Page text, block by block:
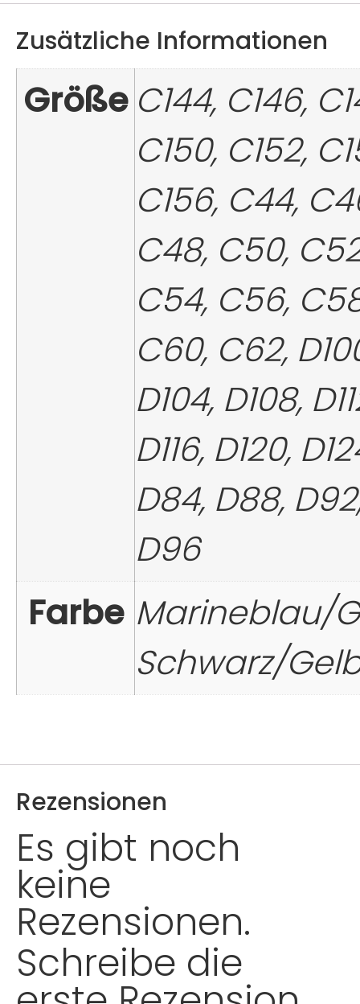
Zusätzliche Informationen
Größe C144, C146,
C150, C152,
C156, C44,
C48, C50,
C54, C56,
C60, C62,
D104, D108,
D116, D120,
D84, D88,
D96
Farbe Marineblau/
Schwarz/
Rezensionen
Es gibt noch
keine
Rezensionen.
Schreibe die